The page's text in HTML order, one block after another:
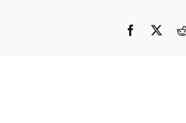
Facebook